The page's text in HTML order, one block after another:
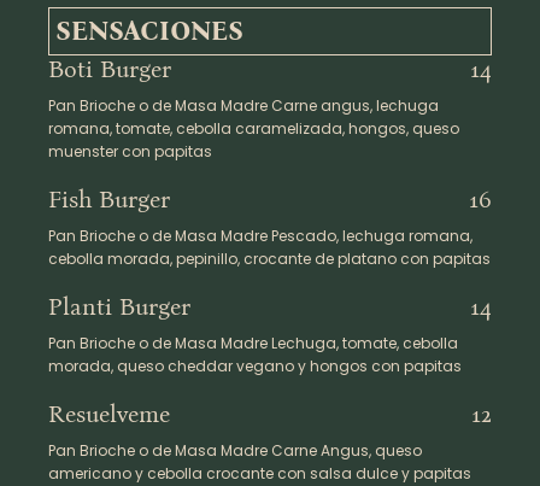
SENSACIONES
Boti Burger 14
Pan Brioche o de Masa Madre Carne angus, lechuga
romana, tomate, cebolla caramelizada, hongos, queso
muenster con papitas
Fish Burger 16
Pan Brioche o de Masa Madre Pescado, lechuga romana,
cebolla morada, pepinillo, crocante de platano con papitas
Planti Burger 14
Pan Brioche o de Masa Madre Lechuga, tomate, cebolla
morada, queso cheddar vegano y hongos con papitas
Resuelveme 12
Pan Brioche o de Masa Madre Carne Angus, queso
americano y cebolla crocante con salsa dulce y papitas